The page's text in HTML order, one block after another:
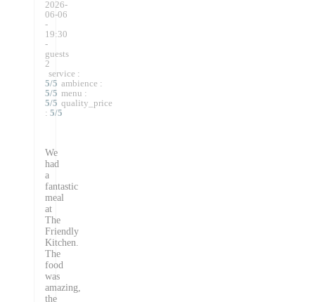
2026-
06-06
-
19:30
-
guests
2
service :
5/5 ambience :
5/5 menu :
5/5 quality_price
: 5/5
We
had
a
fantastic
meal
at
The
Friendly
Kitchen.
The
food
was
amazing,
the